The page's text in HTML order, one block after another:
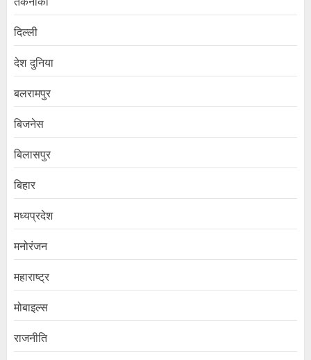
दिल्ली
देश दुनिया
बलरामपुर
बिजनेस
बिलासपुर
बिहार
मध्यप्रदेश
मनोरंजन
महाराष्ट्र
मोबाइल्स
राजनीति